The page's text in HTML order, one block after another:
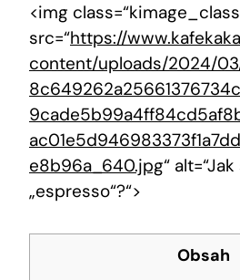
<img
src=“https://
content/uploads/2024/
e8b96a_640.jpg“
„espresso“?“>
Obsah